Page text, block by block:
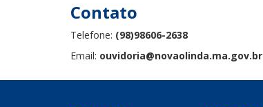
Contato
Telefone: (98)98606-2638
Email: ouvidoria@novaolinda.ma.gov.br